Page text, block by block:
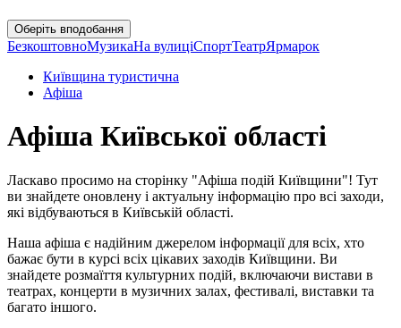
Оберіть вподобання
БезкоштовноМузикаНа вулиціСпортТеатрЯрмарок
Київщина туристична
Афіша
Афіша Київської області
Ласкаво просимо на сторінку "Афіша подій Київщини"! Тут
ви знайдете оновлену і актуальну інформацію про всі заходи,
які відбуваються в Київській області.
Наша афіша є надійним джерелом інформації для всіх, хто
бажає бути в курсі всіх цікавих заходів Київщини. Ви
знайдете розмаїття культурних подій, включаючи вистави в
театрах, концерти в музичних залах, фестивалі, виставки та
багато іншого.